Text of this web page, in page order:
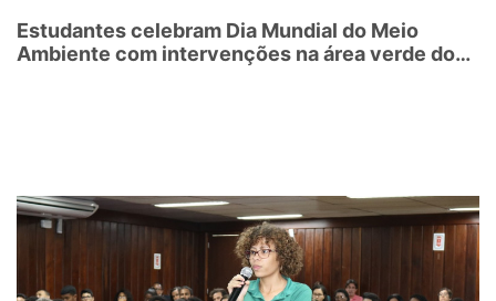
Estudantes celebram Dia Mundial do Meio
Ambiente com intervenções na área verde do